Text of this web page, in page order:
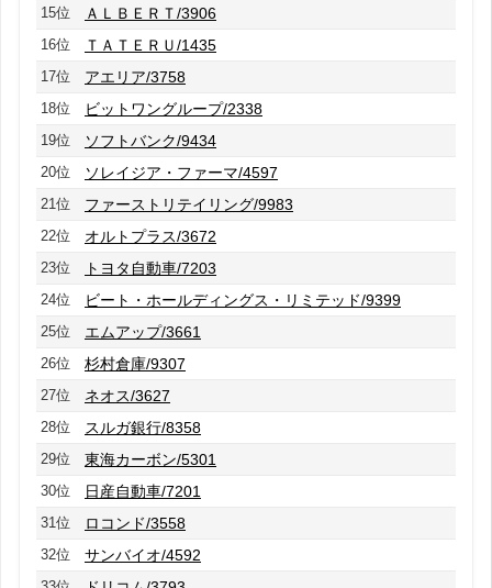
15位 ＡＬＢＥＲＴ/3906
16位 ＴＡＴＥＲＵ/1435
17位 アエリア/3758
18位 ビットワングループ/2338
19位 ソフトバンク/9434
20位 ソレイジア・ファーマ/4597
21位 ファーストリテイリング/9983
22位 オルトプラス/3672
23位 トヨタ自動車/7203
24位 ビート・ホールディングス・リミテッド/9399
25位 エムアップ/3661
26位 杉村倉庫/9307
27位 ネオス/3627
28位 スルガ銀行/8358
29位 東海カーボン/5301
30位 日産自動車/7201
31位 ロコンド/3558
32位 サンバイオ/4592